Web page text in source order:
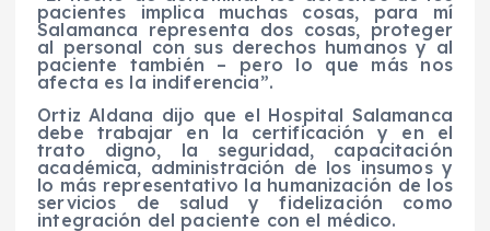
pacientes implica muchas cosas, para mí
Salamanca representa dos cosas, proteger
al personal con sus derechos humanos y al
paciente también – pero lo que más nos
afecta es la indiferencia”.
Ortiz Aldana dijo que el Hospital Salamanca
debe trabajar en la certificación y en el
trato digno, la seguridad, capacitación
académica, administración de los insumos y
lo más representativo la humanización de los
servicios de salud y fidelización como
integración del paciente con el médico.